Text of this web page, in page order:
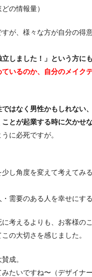
の情報量）
すが、様々な方が自分の
しました！」という方に
いるのか、自分のメイク
はなく男性かもしれない
とが起業する時に欠かせ
に必死ですが。
し角度を変えて考えてみ
需要のある人を幸せにす
考えるよりも、お客様の
の大切さを感じました。
成。
たいですね〜（デザイナ